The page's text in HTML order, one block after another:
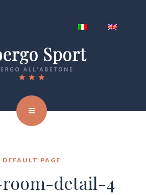
DEFAULT PAGE
detail-4